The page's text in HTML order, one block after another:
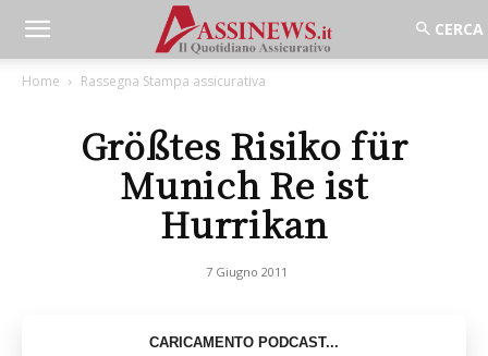
Home Rassegna Stampa assicurativa
Größtes Risiko für
Munich Re ist
Hurrikan
7 Giugno 2011